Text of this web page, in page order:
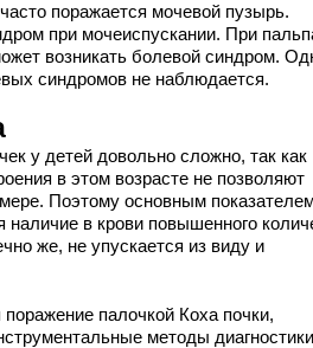
поражается мочевой пузырь.
при мочеиспускании. При
возникать болевой синдром.
синдромов не наблюдается.
у детей довольно сложно, так как
в этом возрасте не позволяют
Поэтому основным
наличие в крови повышенного
же, не упускается из виду и
палочкой Коха почки,
методы